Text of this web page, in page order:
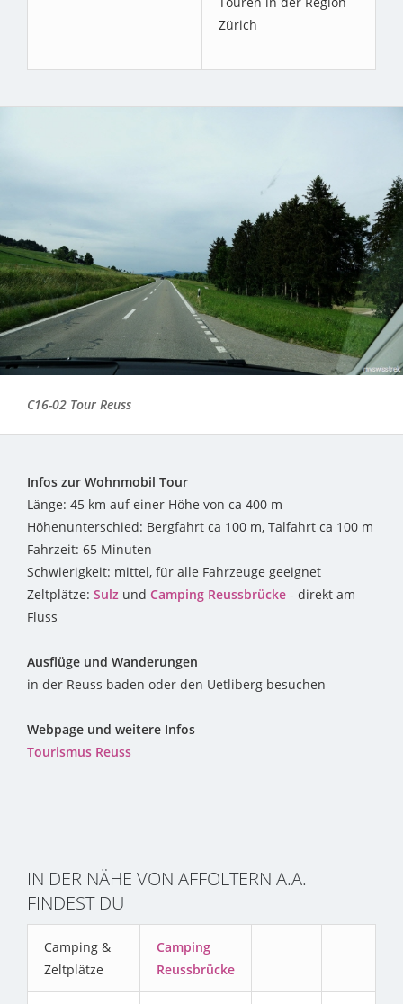
Zürich
C16-02 Tour Reuss
Infos zur Wohnmobil Tour
Länge: 45 km auf einer Höhe von ca 400 m
Höhenunterschied: Bergfahrt ca 100 m, Talfahrt ca 100 m
Fahrzeit: 65 Minuten
Schwierigkeit: mittel, für alle Fahrzeuge geeignet
Zeltplätze: Sulz und Camping Reussbrücke - direkt am
Fluss
Ausflüge und Wanderungen
in der Reuss baden oder den Uetliberg besuchen
Webpage und weitere Infos
Tourismus Reuss
IN DER NÄHE VON AFFOLTERN A.A.
FINDEST DU
Camping &
Zeltplätze
Camping
Reussbrücke